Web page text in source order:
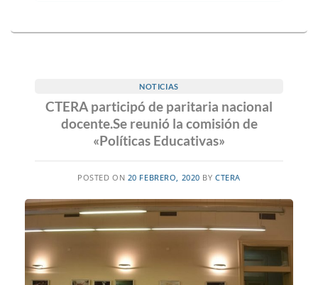
NOTICIAS
CTERA participó de paritaria nacional
docente.Se reunió la comisión de
«Políticas Educativas»
POSTED ON 20 FEBRERO, 2020 BY CTERA